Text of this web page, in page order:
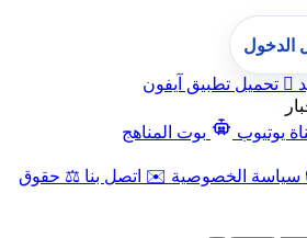
 تحميل تطبيق آيفون
يوتيوب
بوت المناهج
سياسة الخصوصية ✉️ اتصل بنا ⚖️ حقوق
الدخول